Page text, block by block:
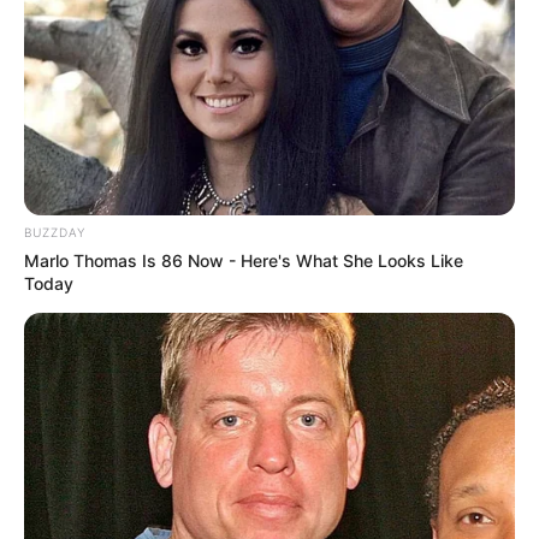
O Comprova monitora conteúdos suspeitos publicados em redes
sociais e aplicativos de mensagem sobre políticas públicas e
BUZZDAY
Marlo Thomas Is 86 Now - Here's What She Looks Like
Today